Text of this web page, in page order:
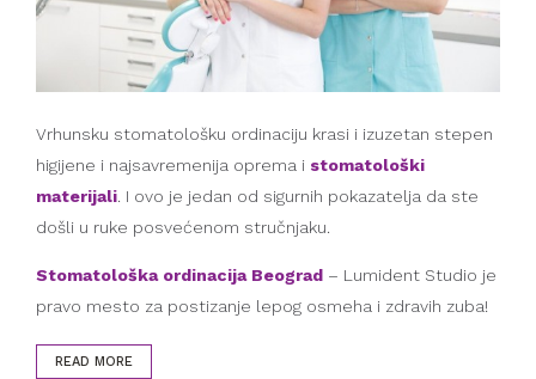
Vrhunsku stomatološku ordinaciju krasi i izuzetan stepen
higijene i najsavremenija oprema i stomatološki
materijali. I ovo je jedan od sigurnih pokazatelja da ste
došli u ruke posvećenom stručnjaku.
Stomatološka ordinacija Beograd – Lumident Studio je
pravo mesto za postizanje lepog osmeha i zdravih zuba!
READ MORE